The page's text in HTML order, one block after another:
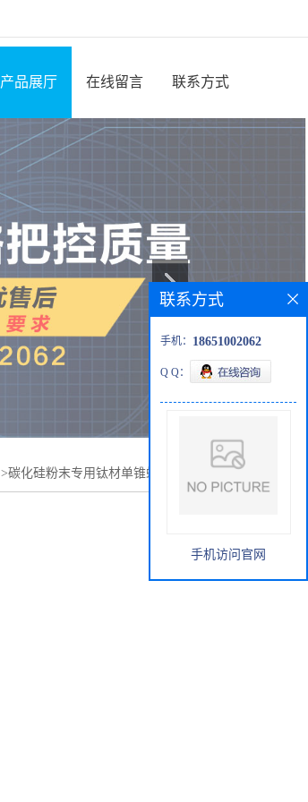
产品展厅 在线留言 联系方式
>碳化硅粉末专用钛材单锥螺旋混合机卧式
联系方式
手机： 18651002062
Q Q：
手机访问官网